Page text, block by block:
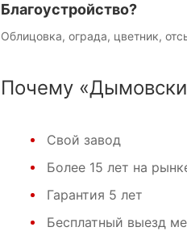
Благоустройство?
Облицовка, ограда, цветник,
Почему
Свой завод
Более 15 лет на
Гарантия 5 лет
Бесплатный выезд